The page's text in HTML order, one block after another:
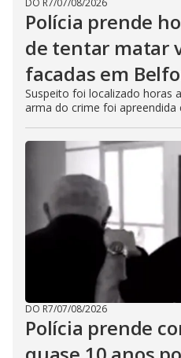
Polícia prende
de tentar matar
facadas em
Suspeito foi localizado horas
arma do crime foi apreendida
DO R7/07/08/2026
Polícia prende